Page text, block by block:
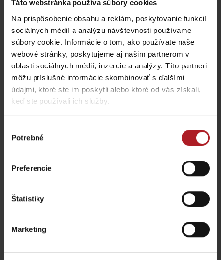
Táto webstránka používa súbory cookies
Na prispôsobenie obsahu a reklám, poskytovanie funkcií
sociálnych médií a analýzu návštevnosti používame
súbory cookie. Informácie o tom, ako používate naše
webové stránky, poskytujeme aj našim partnerom v
oblasti sociálnych médií, inzercie a analýzy. Títo partneri
môžu príslušné informácie skombinovať s ďalšími
údajmi, ktoré ste im poskytli alebo ktoré od vás získali,
keď ste používali ich služby.
súhlasu
Potrebné
Preferencie
Štatistiky
Marketing
Liptovská Osada Ľubochňa
Koliba Bodega
Ružomberok -
Podsuchá
Bistro Železnô
všetky miesta kde jesť a piť
Aktivity a relax v gh blízkosti:
ebike nabíjacia stanica
ebike nabíjacia stanica